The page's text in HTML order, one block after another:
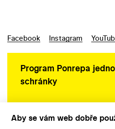
Facebook Instagram
Program Ponrepa
schránky
Aby se vám web dobře